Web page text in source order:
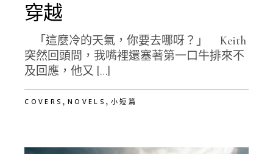
穿越
「這麼冷的天氣，你要去哪呀？」 Keith
突然回頭問，我嘴裡還塞著第一口牛排來不
及回應，他又 […]
COVERS ,NOVELS , 小短篇